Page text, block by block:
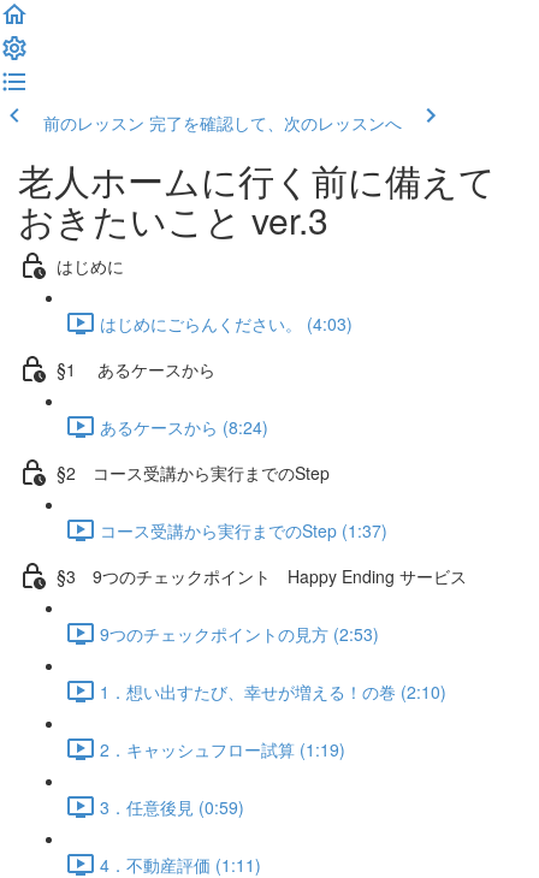
前のレッスン 完了を確認して、次のレッスンへ
老人ホームに行く前に備えて
おきたいこと ver.3
はじめに
はじめにごらんください。 (4:03)
§1 あるケースから
あるケースから (8:24)
§2 コース受講から実行までのStep
コース受講から実行までのStep (1:37)
§3 9つのチェックポイント Happy Ending サービス
9つのチェックポイントの見方 (2:53)
1．想い出すたび、幸せが増える！の巻 (2:10)
2．キャッシュフロー試算 (1:19)
3．任意後見 (0:59)
4．不動産評価 (1:11)